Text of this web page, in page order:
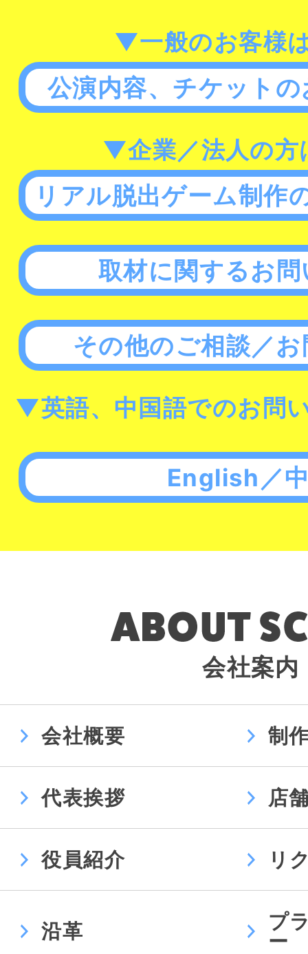
▼一般のお客様
公演内容、チケット
▼企業／法人の方
リアル脱出ゲーム制作
取材に関するお
その他のご相談／
▼英語、中国語でのお問
English／
会社案内
会社概要 制
代表挨拶 店
役員紹介 リ
沿革
プ
ー